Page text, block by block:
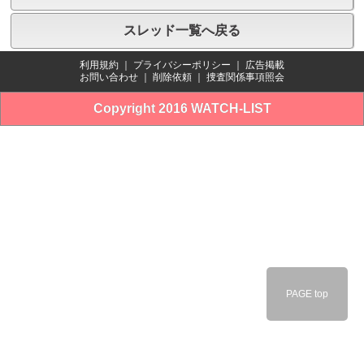
スレッド一覧へ戻る
利用規約 ｜ プライバシーポリシー ｜ 広告掲載
お問い合わせ ｜ 削除依頼 ｜ 捜査関係事項照会
Copyright 2016 WATCH-LIST
PAGE top